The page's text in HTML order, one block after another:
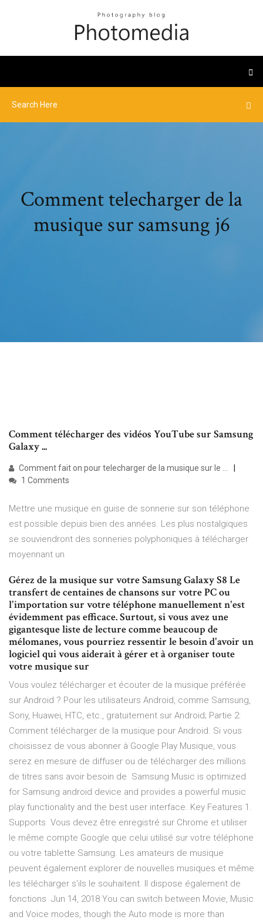
Comment telecharger de la
musique sur samsung j6
Comment télécharger des vidéos YouTube sur Samsung
Galaxy ...
Comment fait on pour telecharger de la musique sur le ...
1 Comments
Mettre une musique en guise de sonnerie sur son téléphone
est possible depuis bien des années. Les plus nostalgiques
se souviendront des sonneries polyphoniques à télécharger
moyennant un
Gérez de la musique sur votre Samsung Galaxy S8 Le
transfert de centaines de chansons sur votre PC ou
l'importation sur votre téléphone manuellement n'est
évidemment pas efficace. Surtout, si vous avez une
gigantesque liste de lecture comme beaucoup de
mélomanes, vous pourriez ressentir le besoin d'avoir un
logiciel qui vous aiderait à gérer et à organiser toute
votre musique sur
Vous voulez télécharger et écouter de la musique préférée
sur Android ? Pour les utilisateurs Android, comme Samsung,
Sony, Huawei, HTC, etc., gratuitement sur Android; Partie 2:
Comment télécharger de la musique pour Android. Si vous
choisissez de vous abonner à Google Play Musique, vous
serez en mesure de diffuser ou de télécharger des millions
de titres sans avoir besoin de Samsung Music is optimized
for Samsung android device and provides a powerful music
play functionality and the best user interface. Key Features 1.
Supports Vous devez être enregistré sur Chrome et utiliser
le même compte Google que celui utilisé sur votre téléphone
ou votre tablette Samsung. Les amateurs de musique
peuvent également explorer de nouvelles musiques et même
les télécharger s'ils le souhaitent. Il dispose également de
fonctions Jun 14, 2018 You can switch between Movie, Music
and Voice modes, though the Auto mode is more than